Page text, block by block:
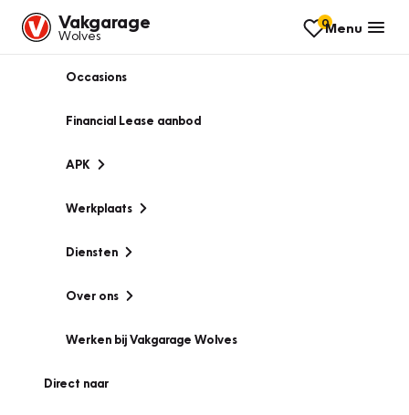
Vakgarage
Wolves
0Menu
Occasions
Financial Lease aanbod
APK
Werkplaats
Diensten
Over ons
Werken bij Vakgarage Wolves
Direct naar